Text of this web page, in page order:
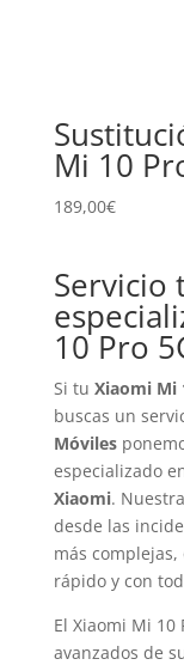
Mi 10
189,00€
Servicio
10 Pro
Si tu Xiaomi Mi
buscas un
Móviles
especializado
Xiaomi.
desde las
más
rápido y con
El Xiaomi Mi 10
avanzados de